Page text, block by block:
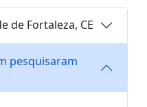
de Fortaleza, CE
pesquisaram